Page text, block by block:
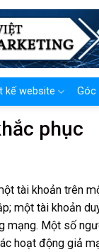
kế website Góc
phục
tài khoản trên
một tài khoản
mạng. Một số
hoạt động giả